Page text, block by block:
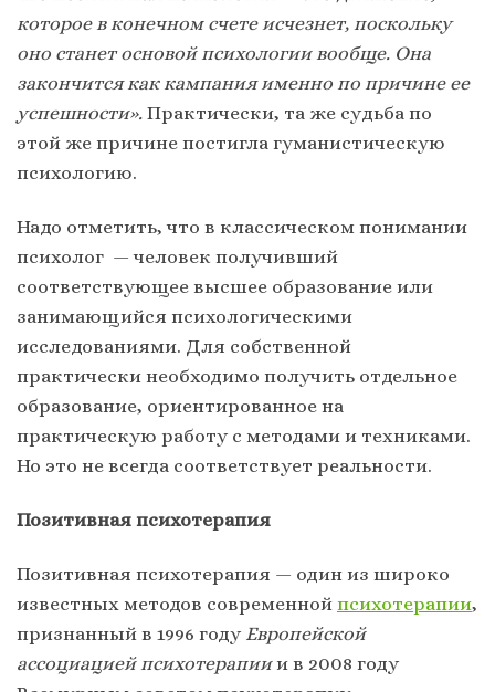
которое в конечном счете исчезнет, поскольку
оно станет основой психологии вообще. Она
закончится как кампания именно по причине ее
успешности». Практически, та же судьба по
этой же причине постигла гуманистическую
психологию.
Надо отметить, что в классическом понимании
психолог — человек получивший
соответствующее высшее образование или
занимающийся психологическими
исследованиями. Для собственной
практически необходимо получить отдельное
образование, ориентированное на
практическую работу с методами и техниками.
Но это не всегда соответствует реальности.
Позитивная психотерапия
Позитивная психотерапия — один из широко
известных методов современной психотерапии,
признанный в 1996 году Европейской
ассоциацией психотерапиии в 2008 году